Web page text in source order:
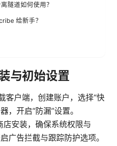
隧道如何使用？
给新手？
与初始设置
户端，创建账户，选择“快
，开启“防漏”设置。
安装，确保系统权限与
广告拦截与跟踪防护选项。